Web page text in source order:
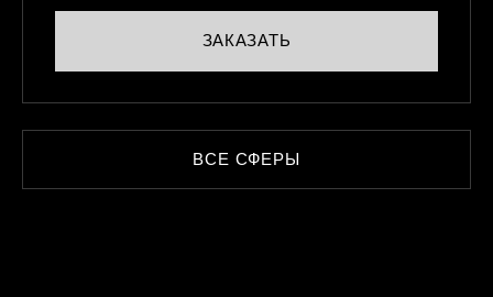
ЗАКАЗАТЬ
ВСЕ СФЕРЫ